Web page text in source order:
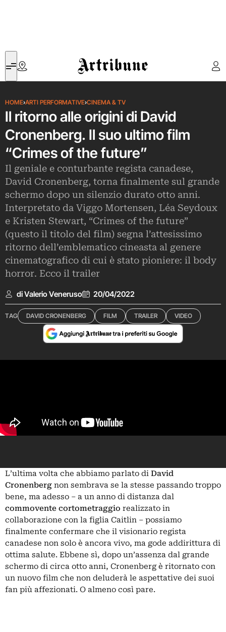
Artribune
HOME›ARTI PERFORMATIVE›CINEMA & TV
Il ritorno alle origini di David
Cronenberg. Il suo ultimo film
“Crimes of the future”
Il geniale e conturbante regista canadese,
David Cronenberg, torna finalmente sul grande
schermo dopo un silenzio durato otto anni.
Interpretato da Viggo Mortensen, Léa Seydoux
e Kristen Stewart, “Crimes of the future”
(questo il titolo del film) segna l’attesissimo
ritorno dell’emblematico cineasta al genere
cinematografico di cui è stato pioniere: il body
horror. Ecco il trailer
di Valerio Veneruso 20/04/2022
TAG DAVID CRONENBERG FILM TRAILER VIDEO
L’ultima volta che abbiamo parlato di David
Cronenberg non sembrava se la stesse passando troppo
bene, ma adesso – a un anno di distanza dal
commovente cortometraggio realizzato in
collaborazione con la figlia Caitlin – possiamo
finalmente confermare che il visionario regista
canadese non solo è ancora vivo, ma gode addirittura di
ottima salute. Ebbene sì, dopo un’assenza dal grande
schermo di circa otto anni, Cronenberg è ritornato con
un nuovo film che non deluderà le aspettative dei suoi
fan più affezionati. O almeno così pare.